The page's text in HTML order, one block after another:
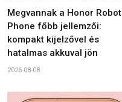
Megvannak a Honor Robot
Phone főbb jellemzői:
kompakt kijelzővel és
hatalmas akkuval jön
2026-08-08